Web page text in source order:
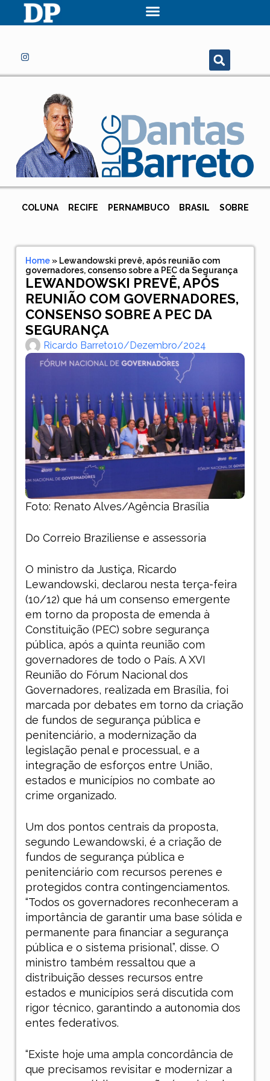
COLUNA RECIFE PERNAMBUCO BRASIL SOBRE
Home» Lewandowski prevê, após reunião com
governadores, consenso sobre a PEC da Segurança
LEWANDOWSKI PREVÊ, APÓS
REUNIÃO COM GOVERNADORES,
CONSENSO SOBRE A PEC DA
SEGURANÇA
Ricardo Barreto10/dezembro/2024
Foto: Renato Alves/Agência Brasília
Do Correio Braziliense e assessoria
O ministro da Justiça, Ricardo
Lewandowski, declarou nesta terça-feira
(10/12) que há um consenso emergente
em torno da proposta de emenda à
Constituição (PEC) sobre segurança
pública, após a quinta reunião com
governadores de todo o País. A XVI
Reunião do Fórum Nacional dos
Governadores, realizada em Brasília, foi
marcada por debates em torno da criação
de fundos de segurança pública e
penitenciário, a modernização da
legislação penal e processual, e a
integração de esforços entre União,
estados e municípios no combate ao
crime organizado.
Um dos pontos centrais da proposta,
segundo Lewandowski, é a criação de
fundos de segurança pública e
penitenciário com recursos perenes e
protegidos contra contingenciamentos.
“Todos os governadores reconheceram a
importância de garantir uma base sólida e
permanente para financiar a segurança
pública e o sistema prisional”, disse. O
ministro também ressaltou que a
distribuição desses recursos entre
estados e municípios será discutida com
rigor técnico, garantindo a autonomia dos
entes federativos.
“Existe hoje uma ampla concordância de
que precisamos revisitar e modernizar a